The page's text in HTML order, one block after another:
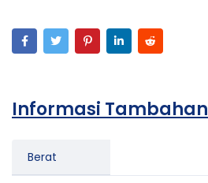
Informasi Tambahan
Berat